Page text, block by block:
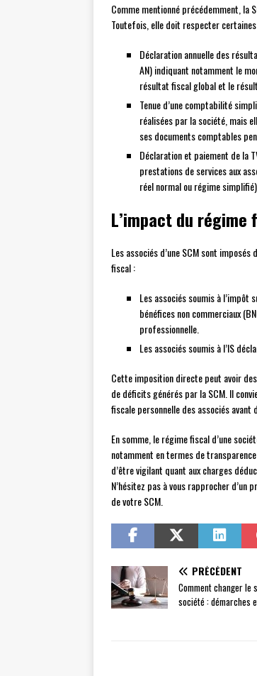
Comme mentionné précédemment, la
Toutefois, elle doit respecter
Déclaration annuelle des
AN) indiquant notamment le
résultat fiscal global et le
Tenue d’une comptabilité
réalisées par la société, mais
ses documents comptables
Déclaration et paiement de la
prestations de services aux
réel normal ou régime simplifié).
L’impact du régime
Les associés d’une SCM sont
fiscal :
Les associés soumis à l’impôt
bénéfices non commerciaux
professionnelle.
Les associés soumis à l’IS
Cette imposition directe peut avoir
de déficits générés par la SCM. Il
fiscale personnelle des associés
En somme, le régime fiscal d’une
notamment en termes de
d’être vigilant quant aux charges
N’hésitez pas à vous rapprocher
de votre SCM.
PRÉCÉDENT
Comment changer le
société : démarches